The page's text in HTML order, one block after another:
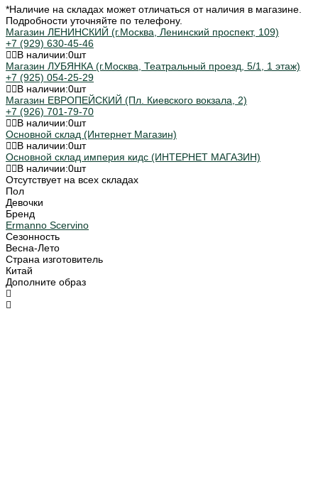
*Наличие на складах может отличаться от наличия в магазине.
Подробности уточняйте по телефону.
Магазин ЛЕНИНСКИЙ (г.Москва, Ленинский проспект, 109)
+7 (929) 630-45-46
В наличии:0шт
Магазин ЛУБЯНКА (г.Москва, Театральный проезд, 5/1, 1 этаж)
+7 (925) 054-25-29
В наличии:0шт
Магазин ЕВРОПЕЙСКИЙ (Пл. Киевского вокзала, 2)
+7 (926) 701-79-70
В наличии:0шт
Основной склад (Интернет Магазин)
В наличии:0шт
Основной склад империя кидс (ИНТЕРНЕТ МАГАЗИН)
В наличии:0шт
Отсутствует на всех складах
Пол
Девочки
Бренд
Ermanno Scervino
Сезонность
Весна-Лето
Страна изготовитель
Китай
Дополните образ